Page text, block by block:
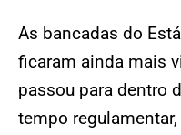
As bancadas do
ficaram ainda mais
passou para dentro
tempo